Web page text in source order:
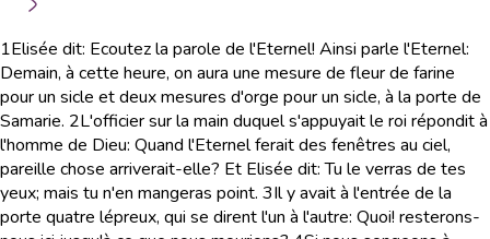
1Elisée dit: Ecoutez la parole de l'Eternel! Ainsi parle l'Eternel:
Demain, à cette heure, on aura une mesure de fleur de farine
pour un sicle et deux mesures d'orge pour un sicle, à la porte de
Samarie. 2L'officier sur la main duquel s'appuyait le roi répondit à
l'homme de Dieu: Quand l'Eternel ferait des fenêtres au ciel,
pareille chose arriverait-elle? Et Elisée dit: Tu le verras de tes
yeux; mais tu n'en mangeras point. 3Il y avait à l'entrée de la
porte quatre lépreux, qui se dirent l'un à l'autre: Quoi! resterons-